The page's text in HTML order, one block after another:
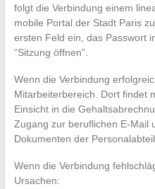
folgt die Verbindung einem
mobile Portal der Stadt Paris
ersten Feld ein, das Passwort
“Sitzung öffnen”.
Wenn die Verbindung
Mitarbeiterbereich. Dort findet
Einsicht in die
Zugang zur beruflichen E-Mail
Dokumenten der
Wenn die Verbindung
Ursachen: